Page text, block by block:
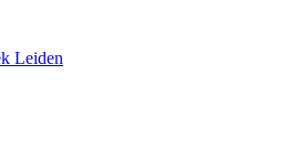
Leiden